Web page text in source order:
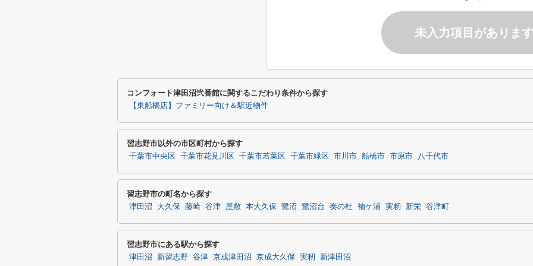
未入力項目があります
コンフォート津田沼弐番館に関するこだわり条件から探す
【東船橋店】ファミリー向け＆駅近物件
習志野市以外の市区町村から探す
千葉市中央区 千葉市花見川区 千葉市若葉区 千葉市緑区 市川市 船橋市 市原市 八千代市
習志野市の町名から探す
津田沼 大久保 藤崎 谷津 屋敷 本大久保 鷺沼 鷺沼台 奏の杜 袖ケ浦 実籾 新栄 谷津町
習志野市にある駅から探す
津田沼 新習志野 谷津 京成津田沼 京成大久保 実籾 新津田沼